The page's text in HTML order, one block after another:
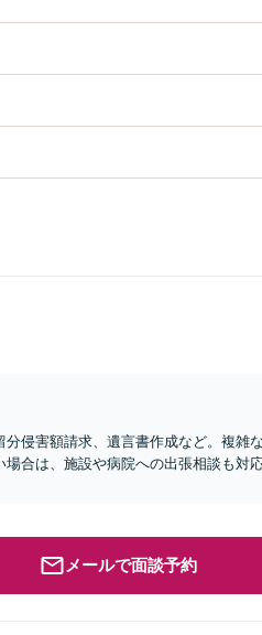
侵害額請求、遺言書作成など。複雑
合は、施設や病院への出張相談も対
メールで面談予約